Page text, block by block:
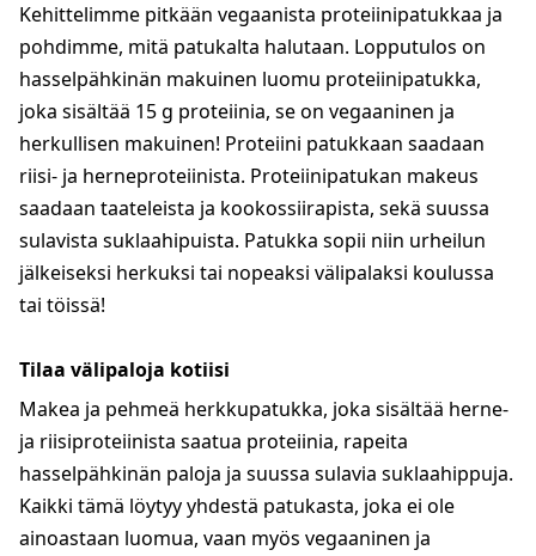
Kehittelimme pitkään vegaanista proteiinipatukkaa ja
pohdimme, mitä patukalta halutaan. Lopputulos on
hasselpähkinän makuinen luomu proteiinipatukka,
joka sisältää 15 g proteiinia, se on vegaaninen ja
herkullisen makuinen! Proteiini patukkaan saadaan
riisi- ja herneproteiinista. Proteiinipatukan makeus
saadaan taateleista ja kookossiirapista, sekä suussa
sulavista suklaahipuista. Patukka sopii niin urheilun
jälkeiseksi herkuksi tai nopeaksi välipalaksi koulussa
tai töissä!
Tilaa välipaloja kotiisi
Makea ja pehmeä herkkupatukka, joka sisältää herne-
ja riisiproteiinista saatua proteiinia, rapeita
hasselpähkinän paloja ja suussa sulavia suklaahippuja.
Kaikki tämä löytyy yhdestä patukasta, joka ei ole
ainoastaan luomua, vaan myös vegaaninen ja